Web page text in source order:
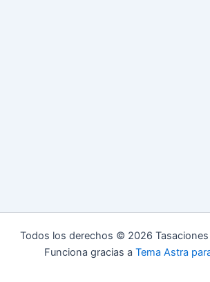
Todos los derechos © 2026 Tasaciones
Funciona gracias a Tema Astra